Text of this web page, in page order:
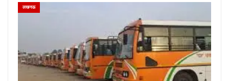
लखनऊ